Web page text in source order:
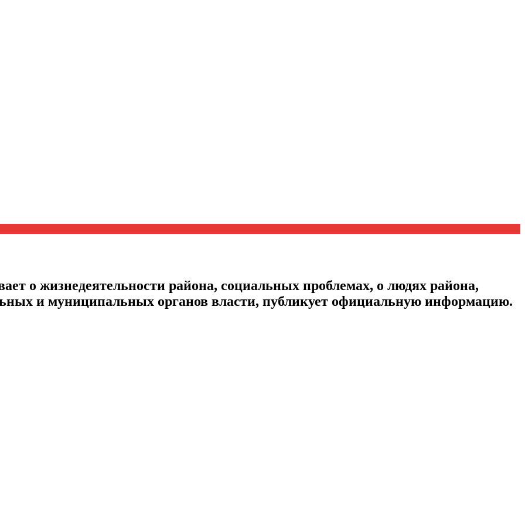
о жизнедеятельности района, социальных проблемах, о людях района,
и муниципальных органов власти, публикует официальную информацию.